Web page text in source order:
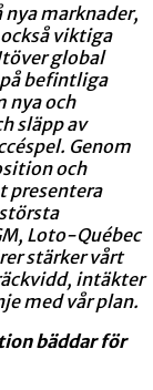
nya marknader,
viktiga
global
befintliga
nya och
släpp av
Genom
och
presentera
Loto-Québec
stärker vårt
intäkter
med vår plan.
bäddar för